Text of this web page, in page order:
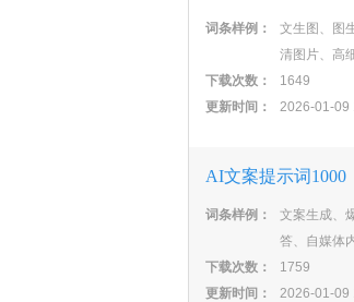
词条样例：
文生图、图
清图片、高
下载次数：
1649
更新时间：
2026-01-09
AI文案提示词1000
词条样例：
文案生成、
答、自媒体
下载次数：
1759
更新时间：
2026-01-09